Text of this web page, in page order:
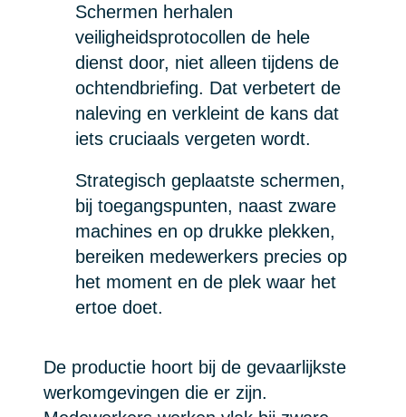
Schermen herhalen
veiligheidsprotocollen de hele
dienst door, niet alleen tijdens de
ochtendbriefing. Dat verbetert de
naleving en verkleint de kans dat
iets cruciaals vergeten wordt.
Strategisch geplaatste schermen,
bij toegangspunten, naast zware
machines en op drukke plekken,
bereiken medewerkers precies op
het moment en de plek waar het
ertoe doet.
De productie hoort bij de gevaarlijkste
werkomgevingen die er zijn.